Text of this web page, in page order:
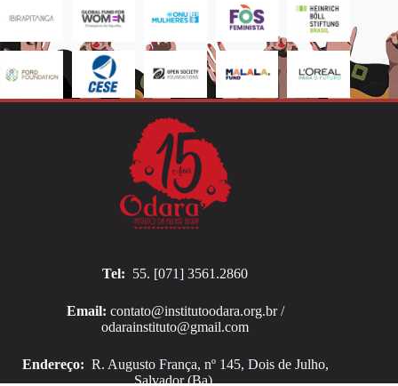
Tel: 55. [071] 3561.2860
Email: contato@institutoodara.org.br /
odarainstituto@gmail.com
Endereço: R. Augusto França, nº 145, Dois de Julho,
Salvador (Ba).